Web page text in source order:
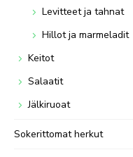
Levitteet ja tahnat
Hillot ja marmeladit
Keitot
Salaatit
Jälkiruoat
Sokerittomat herkut